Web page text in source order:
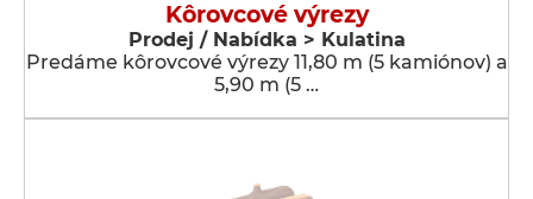
Kôrovcové výrezy
Prodej / Nabídka > Kulatina
Predáme kôrovcové výrezy 11,80 m (5 kamiónov) a
5,90 m (5 …